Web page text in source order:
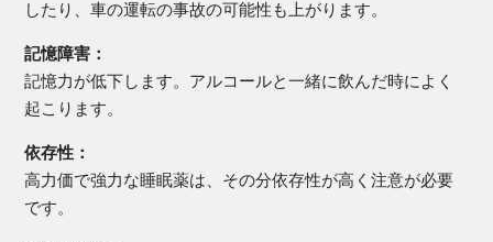
したり、車の運転の事故の可能性も上がります。
記憶障害
記憶力が低下します。アルコールと一緒に飲んだ時によく
起こります。
依存性
高力価で強力な睡眠薬は、その分依存性が高く注意が必要
です。